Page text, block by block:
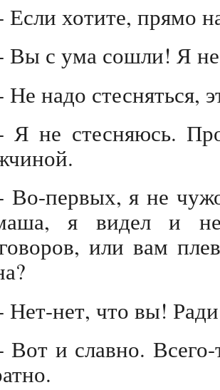
Если хотите, прямо
Вы с ума сошли! Я
Не надо стесняться,
Я не стесняюсь.
Во-первых, я не
я видел и
или вам
Нет-нет, что вы! Ради
Вот и славно.